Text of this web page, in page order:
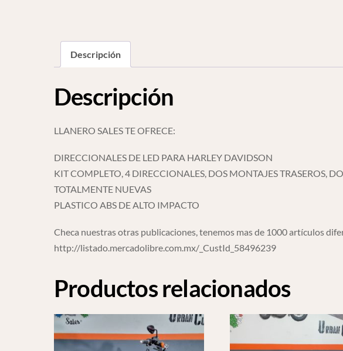
Descripción
Descripción
LLANERO SALES TE OFRECE:
DIRECCIONALES DE LED PARA HARLEY DAVIDSON
KIT COMPLETO, 4 DIRECCIONALES, DOS MONTAJES TRASEROS,
TOTALMENTE NUEVAS
PLASTICO ABS DE ALTO IMPACTO
Checa nuestras otras publicaciones, tenemos mas de 1000 artículos
http://listado.mercadolibre.com.mx/_CustId_58496239
Productos relacionados